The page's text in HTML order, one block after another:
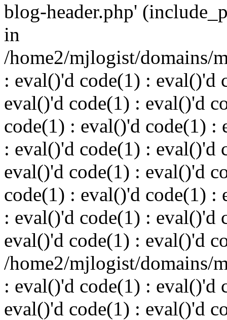
blog-header.php'
in
/home2/mjlogist/domains/
: eval()'d code(1) : eval()'d
eval()'d code(1) : eval()'d
code(1) : eval()'d code(1) :
: eval()'d code(1) : eval()'d
eval()'d code(1) : eval()'d
code(1) : eval()'d code(1) :
: eval()'d code(1) : eval()'d
eval()'d code(1) : eval()'d
/home2/mjlogist/domains/
: eval()'d code(1) : eval()'d
eval()'d code(1) : eval()'d